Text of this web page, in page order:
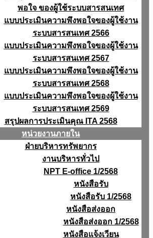
พอใจ ของผู้ใช้ระบบสารสนเทศ
แบบประเมินความพึงพอใจของผู้ใช้งาน
ระบบสารสนเทศ 2566
แบบประเมินความพึงพอใจของผู้ใช้งาน
ระบบสารสนเทศ 2567
แบบประเมินความพึงพอใจของผู้ใช้งาน
ระบบสารสนเทศ 2568
แบบประเมินความพึงพอใจของผู้ใช้งาน
ระบบสารสนเทศ 2569
สรุปผลการประเมินคุณ ITA 2568
หน่วยงานภายใน
ฝ่ายบริหารทรัพยากร
งานบริหารทั่วไป
NPT E-office 1/2568
หนังสือรับ
หนังสือรับ 1/2568
หนังสือส่งออก
หนังสือส่งออก 1/2568
หนังสือแจ้งเวียน